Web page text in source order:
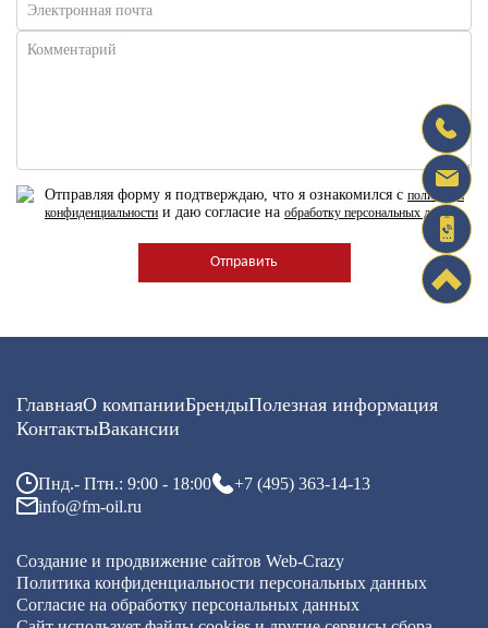
Электронная почта
Комментарий
Отправляя форму я подтверждаю, что я ознакомился с политикой
конфиденциальности и даю согласие на обработку персональных данных
ГлавнаяО компанииБрендыПолезная информация
КонтактыВакансии
Пнд.- Птн.: 9:00 - 18:00
+7 (495) 363-14-13
info@fm-oil.ru
Создание и продвижение сайтов Web-Crazy
Политика конфиденциальности персональных данных
Согласие на обработку персональных данных